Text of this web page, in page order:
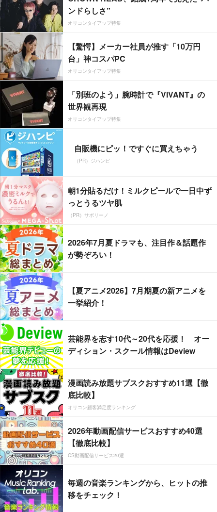
ンドらしさ”
オリコンタイアップ特集
【驚愕】メーカー社員が推す「10万円
台」神コスパPC
オリコンタイアップ特集
「別班のよう」腕時計で『VIVANT』の
世界観再現
オリコンタイアップ特集
自販機にピッ！ですぐに買えちゃう
（PR）ジハンピ
朝1分貼るだけ！ミルクピールで一日中ず
っとうるツヤ肌
（PR）サボリーノ
2026年7月夏ドラマも、注目作＆話題作
が勢ぞろい！
【夏アニメ2026】7月期夏の新アニメを
一挙紹介！
芸能界を志す10代～20代を応援！ オー
ディション・スクール情報はDeview
漫画読み放題サブスクおすすめ11選【徹
底比較】
オリコン顧客満足度ランキング
2026年動画配信サービスおすすめ40選
【徹底比較】
CS動画配信サービス20選
毎週の音楽ランキングから、ヒットの推
移をチェック！